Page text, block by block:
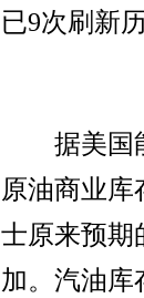
已9次刷新
据美国能
原油商业库
士原来预期
加。汽油库